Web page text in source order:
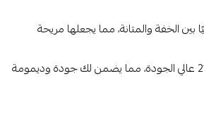
مثاليًا بين الخفة والمتانة، مما يجعلها مريحة
: تم تصنيع القلادة من ذهب عيار 21 عالي الجودة، مما يضمن لك جودة وديمومة